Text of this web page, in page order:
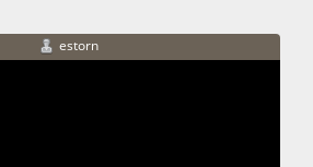
estorn